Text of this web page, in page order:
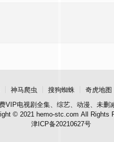
神马爬虫 搜狗蜘蛛 奇虎地图
VIP电视剧全集、综艺、动漫、未删
© 2021 hemo-stc.com All Rights
津ICP备20210627号